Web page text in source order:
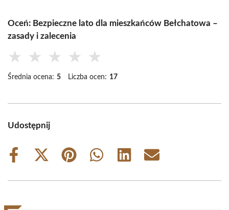
Oceń: Bezpieczne lato dla mieszkańców Bełchatowa –
zasady i zalecenia
★ ★ ★ ★ ★
Średnia ocena: 5 Liczba ocen: 17
Udostępnij
Share
Share
(Twitter)
Share
Share
Share
Share